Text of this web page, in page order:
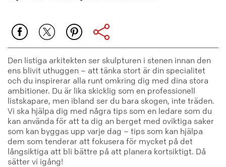
Den listiga arkitekten ser skulpturen i stenen innan den
ens blivit uthuggen – att tänka stort är din specialitet
och du inspirerar alla runt omkring dig med dina stora
ambitioner. Du är lika skicklig som en professionell
listskapare, men ibland ser du bara skogen, inte träden.
Vi ska hjälpa dig med några tips som en ledare som du
kan använda för att ta dig an berget med oviktiga saker
som kan byggas upp varje dag – tips som kan hjälpa
dem som tenderar att fokusera för mycket på det
långsiktiga att bli bättre på att planera kortsiktigt. Då
sätter vi igång!